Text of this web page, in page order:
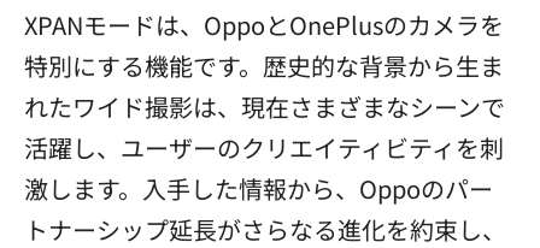
XPANモードは、OppoとOnePlusのカメラを
特別にする機能です。歴史的な背景から生ま
れたワイド撮影は、現在さまざまなシーンで
活躍し、ユーザーのクリエイティビティを刺
激します。入手した情報から、Oppoのパー
トナーシップ延長がさらなる進化を約束し、